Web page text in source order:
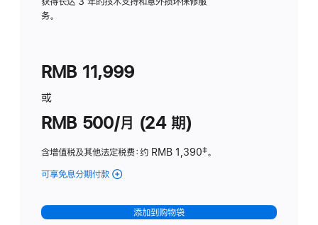
务。
RMB 11,999
或
RMB 500/月 (24 期)
含增值税及其他法定税费：约 RMB 1,390脚
‡。
可享免息分期付款 (Studio
-
标
添加到购物袋